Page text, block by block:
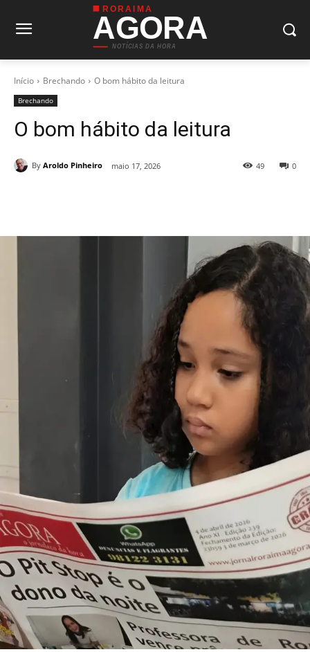
RORAIMA
AGORA
NOTÍCIAS DA HORA
Início Brechando O bom hábito da leitura
Brechando
O bom hábito da leitura
By Aroldo Pinheiro maio 17, 2026 0
49